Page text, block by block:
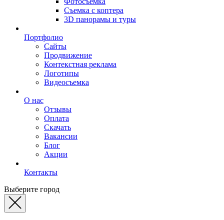
Съемка с коптера
3D панорамы и туры
Портфолио
Сайты
Продвижение
Контекстная реклама
Логотипы
Видеосъемка
О нас
Отзывы
Оплата
Скачать
Вакансии
Блог
Акции
Контакты
Выберите город